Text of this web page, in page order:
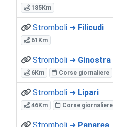
185Km
Stromboli ➜ Filicudi
61Km
Stromboli ➜ Ginostra
6Km Corse giornaliere
Stromboli ➜ Lipari
46Km Corse giornaliere